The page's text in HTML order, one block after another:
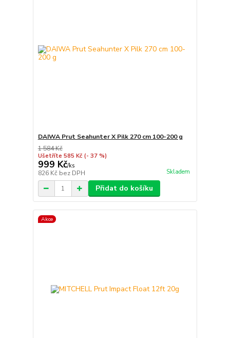
DAIWA Prut Seahunter X Pilk 270 cm 100-200 g
1 584 Kč
Ušetříte 585 Kč (- 37 %)
999 Kč/ks
826 Kč bez DPH Skladem
Přidat do košíku
Akce